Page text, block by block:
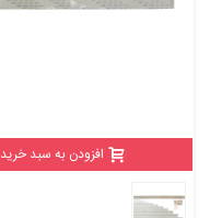
افزودن به سبد خرید